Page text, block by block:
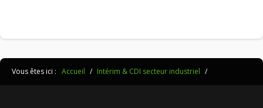
Vous êtes ici : Accueil / Intérim & CDI secteur industriel /